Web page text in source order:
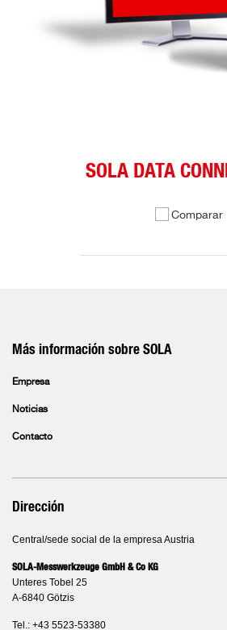
SOLA DATA
Comparar
Más información sobre SOLA
Empresa
Noticias
Contacto
Dirección
Central/sede social de la empresa Austria
SOLA-Messwerkzeuge GmbH & Co KG
Unteres Tobel 25
A-6840 Götzis
Tel.: +43 5523-53380